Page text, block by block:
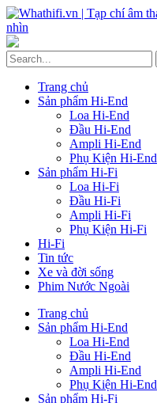
Trang chủ
Sản phẩm Hi-End
Loa Hi-End
Đầu Hi-End
Ampli Hi-End
Phụ Kiện Hi-End
Sản phẩm Hi-Fi
Loa Hi-Fi
Đầu Hi-Fi
Ampli Hi-Fi
Phụ Kiện Hi-Fi
Hi-Fi
Tin tức
Xe và đời sống
Phim Nước Ngoài
Trang chủ
Sản phẩm Hi-End
Loa Hi-End
Đầu Hi-End
Ampli Hi-End
Phụ Kiện Hi-End
Sản phẩm Hi-Fi